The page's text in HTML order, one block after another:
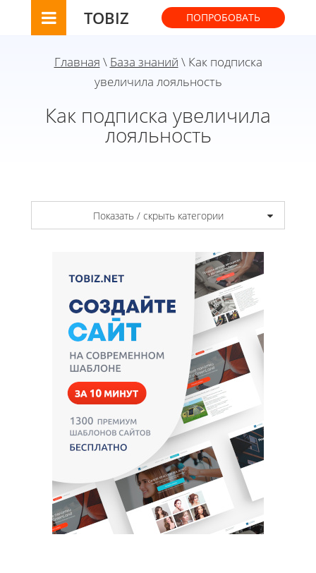
TOBIZ ПОПРОБОВАТЬ
Главная \ База знаний \ Как подписка
увеличила лояльность
Как подписка увеличила
лояльность
Показать / скрыть категории